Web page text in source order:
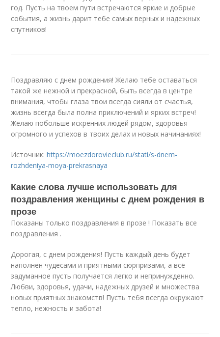
год. Пусть на твоем пути встречаются яркие и добрые
события, а жизнь дарит тебе самых верных и надежных
спутников!
Поздравляю с днем рождения! Желаю тебе оставаться
такой же нежной и прекрасной, быть всегда в центре
внимания, чтобы глаза твои всегда сияли от счастья,
жизнь всегда была полна приключений и ярких встреч!
Желаю побольше искренних людей рядом, здоровья
огромного и успехов в твоих делах и новых начинаниях!
Источник:https://moezdorovieclub.ru/stati/s-dnem-
rozhdeniya-moya-prekrasnaya
Какие слова лучше использовать для
поздравления женщины с днем рождения в
прозе
Показаны только поздравления в прозе ! Показать все
поздравления .
Дорогая, с днем рождения! Пусть каждый день будет
наполнен чудесами и приятными сюрпризами, а всё
задуманное пусть получается легко и непринужденно.
Любви, здоровья, удачи, надежных друзей и множества
новых приятных знакомств! Пусть тебя всегда окружают
тепло, нежность и забота!